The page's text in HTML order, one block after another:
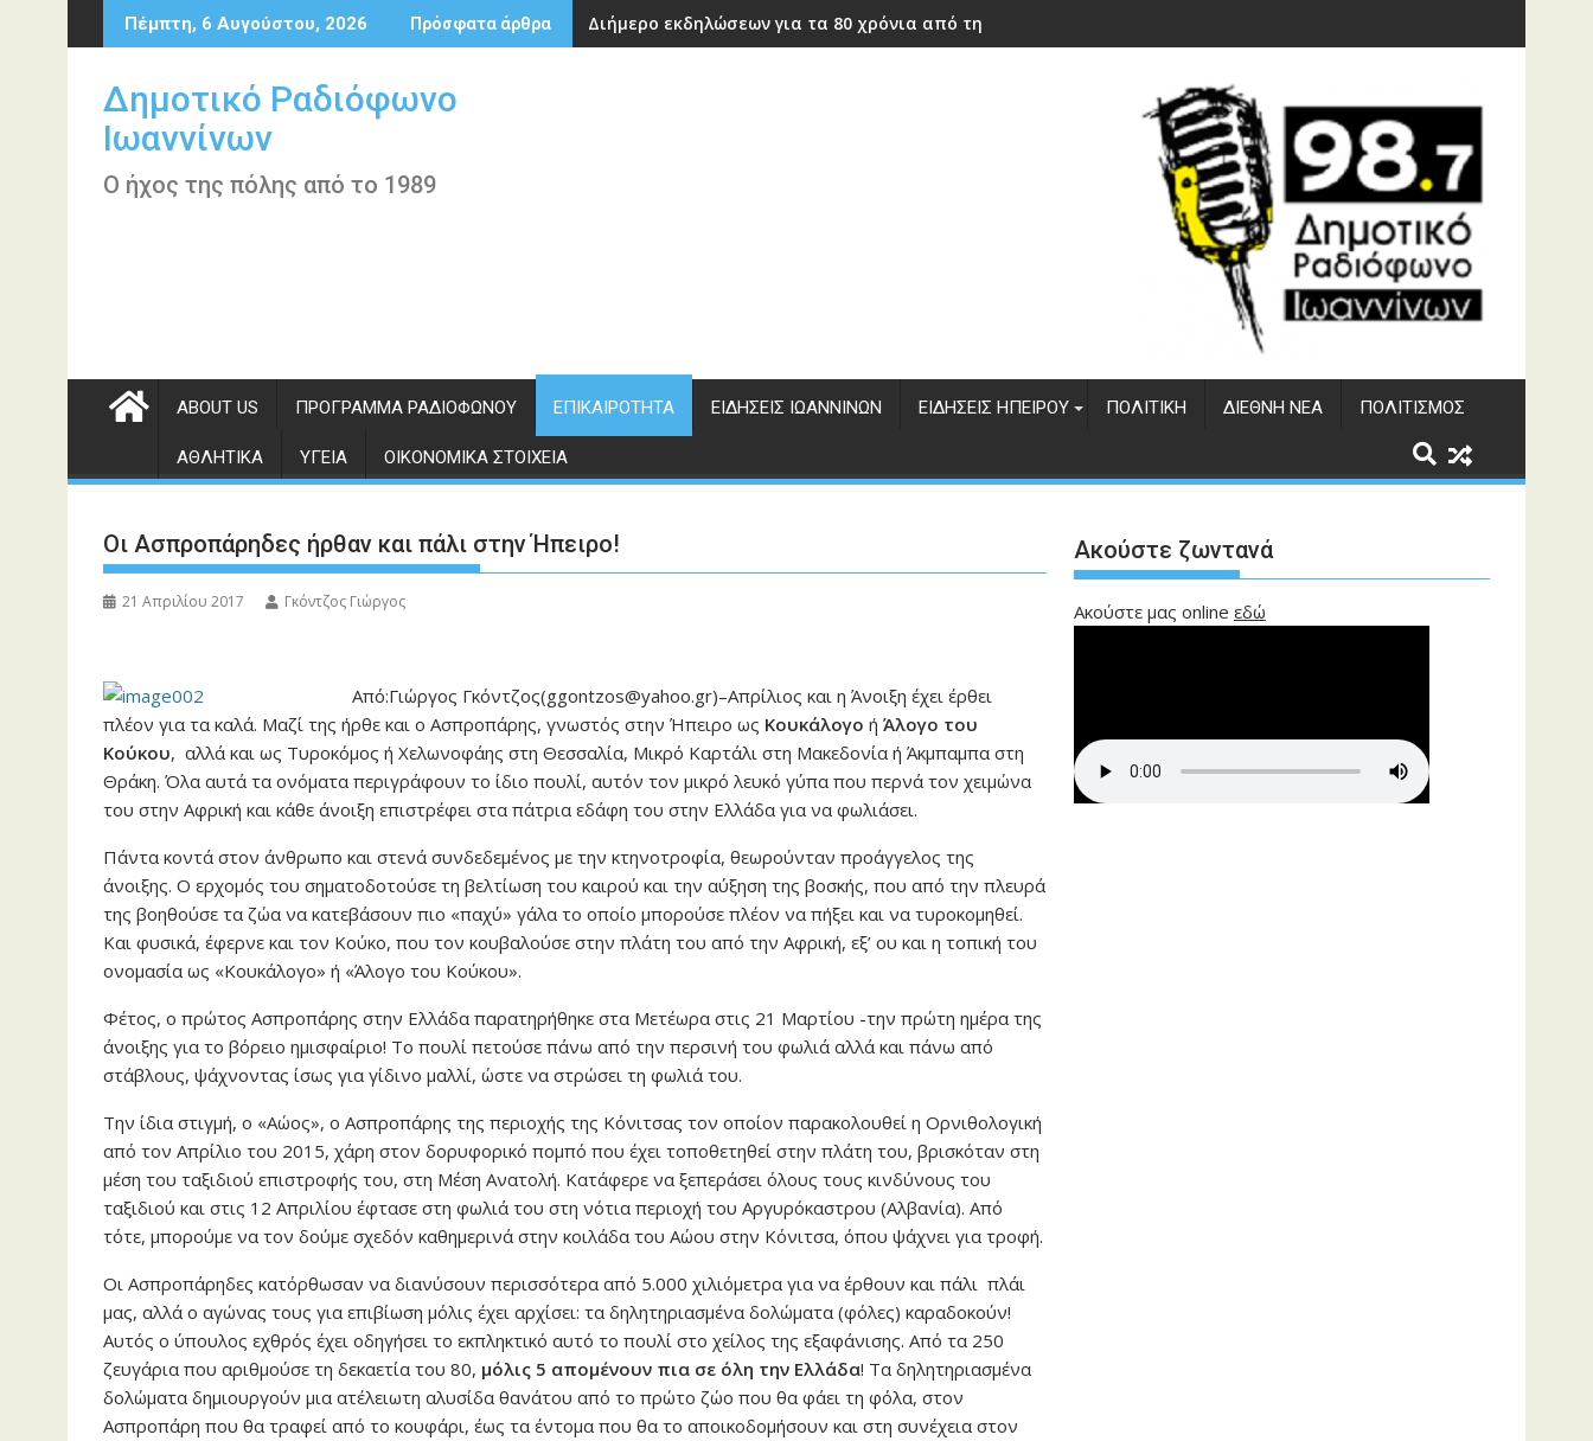
Περάστε
στο
Πέμπτη, 6 Αυγούστου, 2026 Πρόσφατα άρθρα Διήμερο εκδηλώσεων για τα 80 χρόνια από την ίδρυση του ΔΣΕ
Δημοτικό Ραδιόφωνο
Ιωαννίνων
Ο ήχος της πόλης από το 1989
ABOUT US ΠΡΌΓΡΑΜΜΑ ΡΑΔΙΟΦΏΝΟΥ ΕΠΙΚΑΙΡΌΤΗΤΑ ΕΙΔΉΣΕΙΣ ΙΩΑΝΝΊΝΩΝ ΕΙΔΉΣΕΙΣ ΗΠΕΊΡΟΥ ΠΟΛΙΤΙΚΉ ΔΙΕΘΝΉ ΝΈΑ ΠΟΛΙΤΙΣΜΌΣ
ΑΘΛΗΤΙΚΆ ΥΓΕΊΑ ΟΙΚΟΝΟΜΙΚΆ ΣΤΟΙΧΕΊΑ
Οι Ασπροπάρηδες ήρθαν και πάλι στην Ήπειρο!
21 Απριλίου 2017 Γκόντζος Γιώργος
Από:Γιώργος Γκόντζος(ggontzos@yahoo.gr)–Απρίλιος και η Άνοιξη έχει έρθει
πλέον για τα καλά. Μαζί της ήρθε και ο Ασπροπάρης, γνωστός στην Ήπειρο ως Κουκάλογο ή Άλογο του
Κούκου, αλλά και ως Τυροκόμος ή Χελωνοφάης στη Θεσσαλία, Μικρό Καρτάλι στη Μακεδονία ή Άκμπαμπα στη
Θράκη. Όλα αυτά τα ονόματα περιγράφουν το ίδιο πουλί, αυτόν τον μικρό λευκό γύπα που περνά τον χειμώνα
του στην Αφρική και κάθε άνοιξη επιστρέφει στα πάτρια εδάφη του στην Ελλάδα για να φωλιάσει.
Πάντα κοντά στον άνθρωπο και στενά συνδεδεμένος με την κτηνοτροφία, θεωρούνταν προάγγελος της
άνοιξης. Ο ερχομός του σηματοδοτούσε τη βελτίωση του καιρού και την αύξηση της βοσκής, που από την πλευρά
της βοηθούσε τα ζώα να κατεβάσουν πιο «παχύ» γάλα το οποίο μπορούσε πλέον να πήξει και να τυροκομηθεί.
Και φυσικά, έφερνε και τον Κούκο, που τον κουβαλούσε στην πλάτη του από την Αφρική, εξ’ ου και η τοπική του
ονομασία ως «Κουκάλογο» ή «Άλογο του Κούκου».
Φέτος, ο πρώτος Ασπροπάρης στην Ελλάδα παρατηρήθηκε στα Μετέωρα στις 21 Μαρτίου -την πρώτη ημέρα της
άνοιξης για το βόρειο ημισφαίριο! Το πουλί πετούσε πάνω από την περσινή του φωλιά αλλά και πάνω από
στάβλους, ψάχνοντας ίσως για γίδινο μαλλί, ώστε να στρώσει τη φωλιά του.
Την ίδια στιγμή, ο «Αώος», ο Ασπροπάρης της περιοχής της Κόνιτσας τον οποίον παρακολουθεί η Ορνιθολογική
από τον Απρίλιο του 2015, χάρη στον δορυφορικό πομπό που έχει τοποθετηθεί στην πλάτη του, βρισκόταν στη
μέση του ταξιδιού επιστροφής του, στη Μέση Ανατολή. Κατάφερε να ξεπεράσει όλους τους κινδύνους του
ταξιδιού και στις 12 Απριλίου έφτασε στη φωλιά του στη νότια περιοχή του Αργυρόκαστρου (Αλβανία). Από
τότε, μπορούμε να τον δούμε σχεδόν καθημερινά στην κοιλάδα του Αώου στην Κόνιτσα, όπου ψάχνει για τροφή.
Οι Ασπροπάρηδες κατόρθωσαν να διανύσουν περισσότερα από 5.000 χιλιόμετρα για να έρθουν και πάλι πλάι
μας, αλλά ο αγώνας τους για επιβίωση μόλις έχει αρχίσει: τα δηλητηριασμένα δολώματα (φόλες) καραδοκούν!
Αυτός ο ύπουλος εχθρός έχει οδηγήσει το εκπληκτικό αυτό το πουλί στο χείλος της εξαφάνισης. Από τα 250
ζευγάρια που αριθμούσε τη δεκαετία του 80, μόλις 5 απομένουν πια σε όλη την Ελλάδα! Τα δηλητηριασμένα
δολώματα δημιουργούν μια ατέλειωτη αλυσίδα θανάτου από το πρώτο ζώο που θα φάει τη φόλα, στον
Ασπροπάρη που θα τραφεί από το κουφάρι, έως τα έντομα που θα το αποικοδομήσουν και στη συνέχεια στον
Ακούστε ζωντανά
Ακούστε μας online εδώ